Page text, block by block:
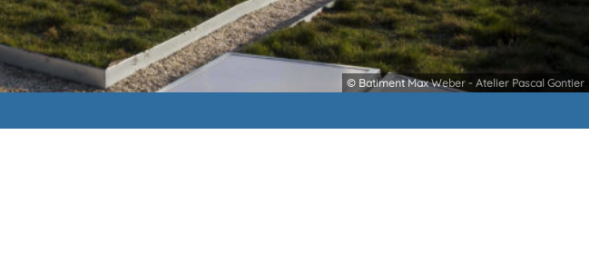
© Batiment Max Weber - Atelier Pascal Gontier